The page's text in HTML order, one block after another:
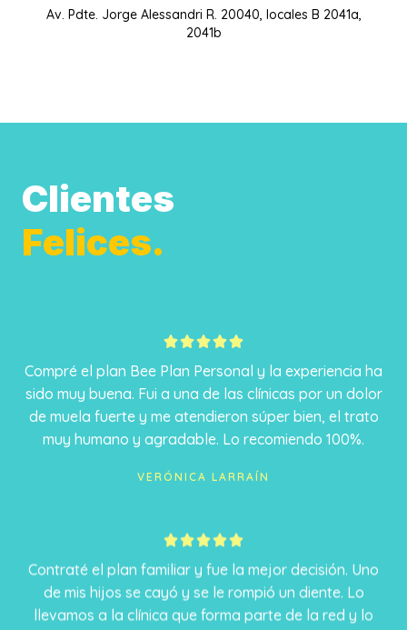
Av. Pdte. Jorge Alessandri R. 20040, locales B 2041a,
2041b
Clientes
Felices.
5
Compré el plan Bee Plan Personal y la experiencia ha
sido muy buena. Fui a una de las clínicas por un dolor
de muela fuerte y me atendieron súper bien, el trato
muy humano y agradable. Lo recomiendo 100%.
VERÓNICA LARRAÍN
5
/
5
Contraté el plan familiar y fue la mejor decisión. Uno
de mis hijos se cayó y se le rompió un diente. Lo
llevamos a la clínica que forma parte de la red y lo